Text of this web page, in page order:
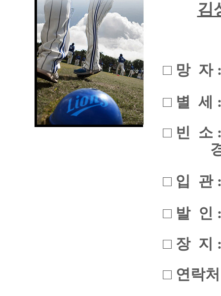
김
□ 망 자
□ 별 세 :
□ 빈 소
경북
□ 입 관 :
□ 발 인 :
□ 장 지
□ 연락